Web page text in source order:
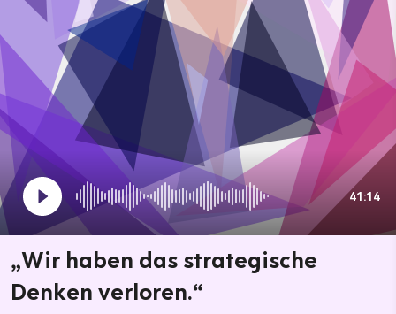
41:14
„Wir haben das strategische
Denken verloren.“